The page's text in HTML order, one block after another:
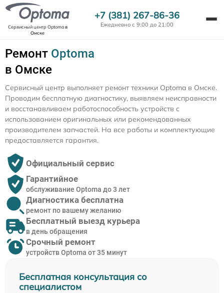
Сервисный центр Optomaв
Омске
+7 (381) 267-86-36
Ежедневно с 9:00 до 21:00
Ремонт Optoma
в Омске
Бесплатная консультация со
специалистом
Сервисный центр выполняет ремонт техники Optoma в Омске.
Проводим бесплатную диагностику, выявляем неисправности
и восстанавливаем работоспособность устройств с
использованием оригинальных или рекомендованных
производителем запчастей. На все работы и комплектующие
предоставляется гарантия.
Официальный сервис
Гарантийное
обслуживание Optoma до 3 лет
Диагностика бесплатна
ремонт по вашему желанию
Бесплатный выезд курьера
в день обращения
Срочный ремонт
устройств Optoma от 35 минут